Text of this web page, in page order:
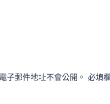
子郵件地址不會公開。 必填